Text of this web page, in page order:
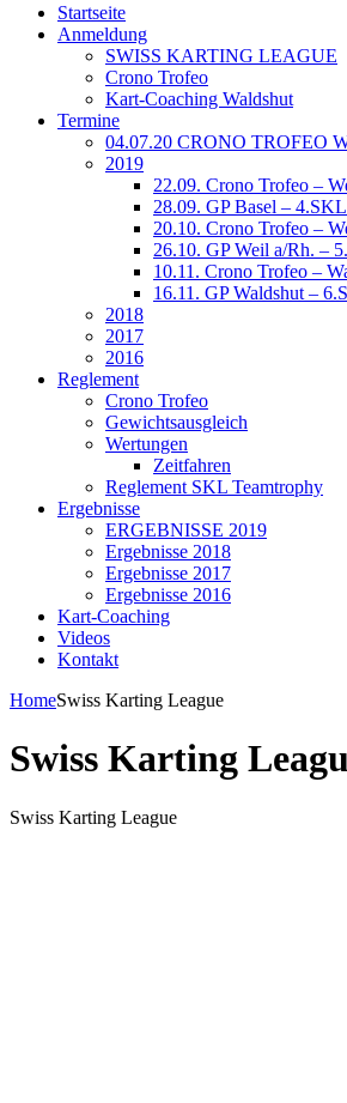
Startseite
Anmeldung
SWISS KARTING LEAGUE
Crono Trofeo
Kart-Coaching Waldshut
Termine
04.07.20 CRONO TROFEO
2019
22.09. Crono Trofeo –
28.09. GP Basel –
20.10. Crono Trofeo –
26.10. GP Weil a/Rh. –
10.11. Crono Trofeo –
16.11. GP Waldshut –
2018
2017
2016
Reglement
Crono Trofeo
Gewichtsausgleich
Wertungen
Zeitfahren
Reglement SKL Teamtrophy
Ergebnisse
ERGEBNISSE 2019
Ergebnisse 2018
Ergebnisse 2017
Ergebnisse 2016
Kart-Coaching
Videos
Kontakt
HomeSwiss Karting League
Swiss Karting
Swiss Karting League